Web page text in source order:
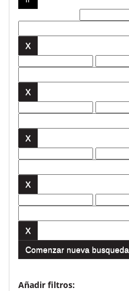
Comenzar nueva busqueda
Añadir filtros: